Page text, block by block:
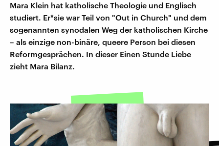
Mara Klein hat katholische Theologie und Englisch
studiert. Er*sie war Teil von "Out in Church" und dem
sogenannten synodalen Weg der katholischen Kirche
– als einzige non-binäre, queere Person bei diesen
Reformgesprächen. In dieser Einen Stunde Liebe
zieht Mara Bilanz.